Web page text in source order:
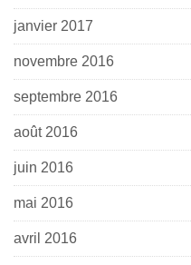
janvier 2017
novembre 2016
septembre 2016
août 2016
juin 2016
mai 2016
avril 2016